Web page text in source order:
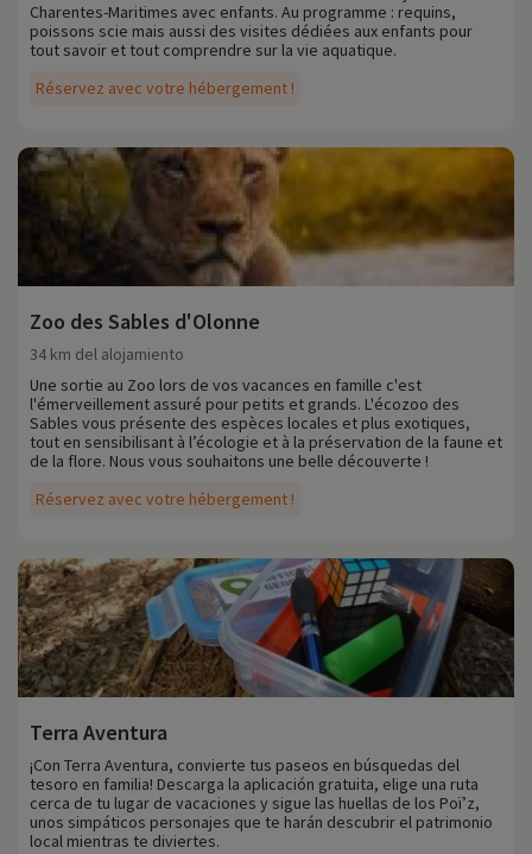
En Familytrip descubrimos cada año nuevas actividades familiares
cerca de nuestros alojamientos: zoológicos, acuarios, etc. Si ya
directamente en línea después de elegir su alojamiento,
Para más información
- Se aceptan mascotas, con coste adicional
- Las personas con movilidad reducida deben ir acompañadas
Réservez avec votre hébergement !
Charentes-Maritimes avec enfants. Au programme : requins,
poissons scie mais aussi des visites dédiées aux enfants pour
tout savoir et tout comprendre sur la vie aquatique.
Zoo des Sables d'Olonne
Réservez avec votre hébergement !
34 km del alojamiento
Une sortie au Zoo lors de vos vacances en famille c'est
l'émerveillement assuré pour petits et grands. L'écozoo des
Sables vous présente des espèces locales et plus exotiques,
tout en sensibilisant à l’écologie et à la préservation de la faune et
de la flore. Nous vous souhaitons une belle découverte !
Terra Aventura
¡Con Terra Aventura, convierte tus paseos en búsquedas del
tesoro en familia! Descarga la aplicación gratuita, elige una ruta
cerca de tu lugar de vacaciones y sigue las huellas de los Poï’z,
unos simpáticos personajes que te harán descubrir el patrimonio
local mientras te diviertes.